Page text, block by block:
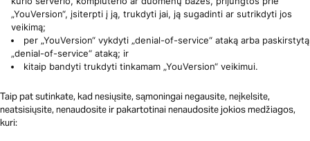
„YouVersion“, įsiterpti į ją, trukdyti jai, ją sugadinti ar sutrikdyti jos
veikimą;
per „YouVersion“ vykdyti „denial-of-service“ ataką arba paskirstytą
„denial-of-service“ ataką; ir
kitaip bandyti trukdyti tinkamam „YouVersion“ veikimui.
Taip pat sutinkate, kad nesiųsite, sąmoningai negausite, neįkelsite,
neatsisiųsite, nenaudosite ir pakartotinai nenaudosite jokios medžiagos,
kuri: